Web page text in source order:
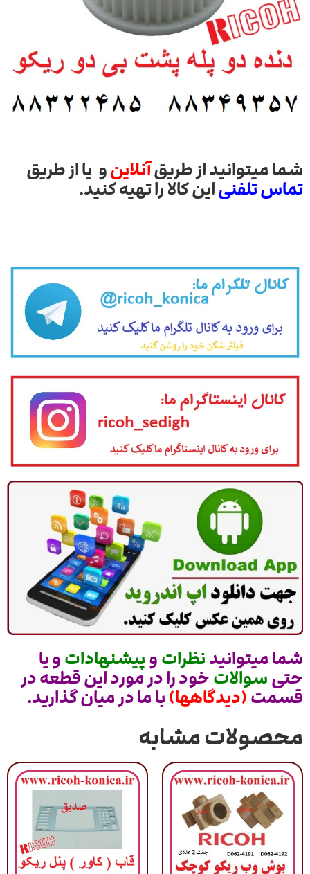
شما میتوانید از طریقآنلاینو یا از طریق
تماس تلفنیاین کالا را تهیه کنید.
شما میتوانیدنظراتوپیشنهاداتو یا
حتیسوالاتخود را در مورد این قطعه در
قسمت(دیدگاهها)با ما در میان گذارید.
محصولات مشابه